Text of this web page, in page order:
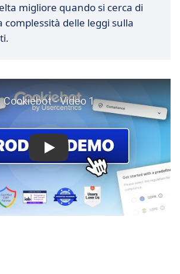
migliore quando si cerca di
complessità delle leggi sulla